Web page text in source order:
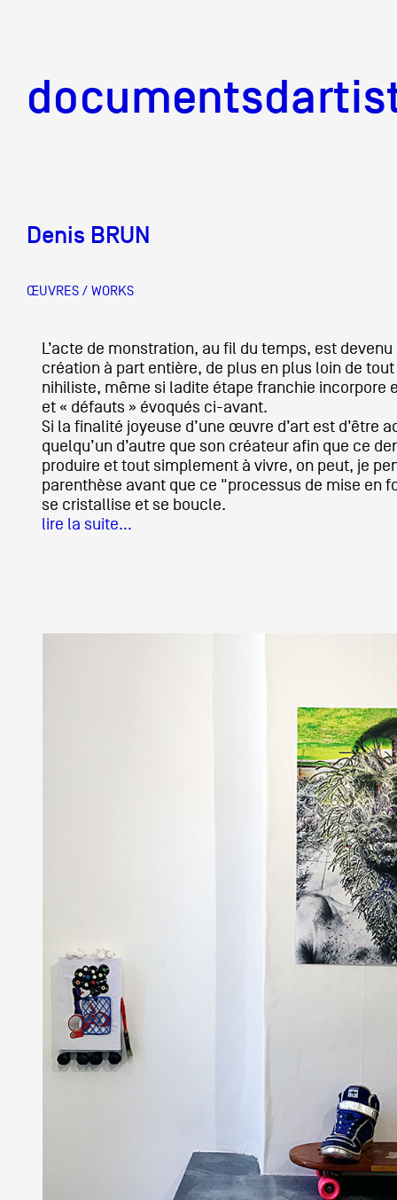
Équipe
Partenaires
Crédits
Visites d'ateliers
Production vidéo
Événements
1% œuvres
Réseau
Denis BRUN
ŒUVRES / WORKS
L’acte de monstration, au fil du temps, est
création à part entière, de plus en plus loin de
nihiliste, même si ladite étape franchie incorpore
et « défauts » évoqués ci-avant.
Si la finalité joyeuse d’une œuvre d’art est d’être
quelqu’un d’autre que son créateur afin que ce
produire et tout simplement à vivre, on peut, je
parenthèse avant que ce "processus de mise en
se cristallise et se boucle.
lire la suite…